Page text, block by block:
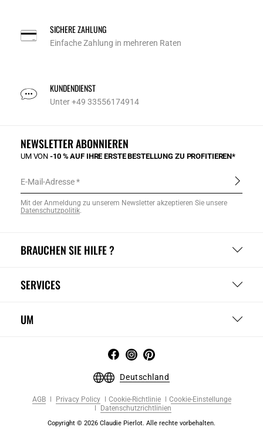
SICHERE ZAHLUNG
Einfache Zahlung in mehreren Raten
KUNDENDIENST
Unter +49 33556174914
BRAUCHEN SIE HILFE ?
SERVICES
UM
NEWSLETTER ABONNIEREN
UM VON-10 % AUF IHRE ERSTE BESTELLUNG ZU PROFITIEREN*
E-Mail-Adresse
Mit der Anmeldung zu unserem Newsletter akzeptieren Sie unsere
Datenschutzpolitik.
Deutschland
AGB Privacy Policy Cookie-Richtlinie
Cookie-Einstellunge
Datenschutzrichtlinien
Copyright © 2026 Claudie Pierlot. Alle rechte vorbehalten.